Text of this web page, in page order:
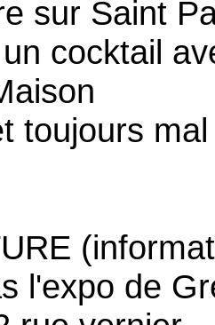
sur Saint
cocktail
toujours
l'expo de